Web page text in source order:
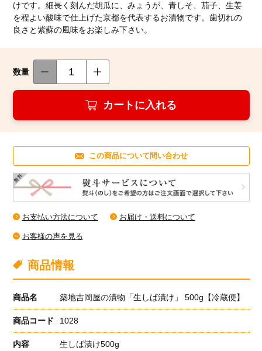
魚群ガイドブック
築地魚群facebook
築地魚群Twitter
けです。細長く刻んだ胡瓜に、みょうが、青しそ、茄子、生姜
を程よい酸味で仕上げた京都を代表するお漬物です。歯切れの
良さと紫蘇の風味をお楽しみ下さい。
数量
カートに入れる
この商品について問い合わせ
お支払い方法について お届け・送料について
お客様の声を見る
商品情報
商品名 築地吉岡屋の漬物「生しば漬け」 500g【冷蔵便】
商品コード 1028
内容 生しば漬け500g